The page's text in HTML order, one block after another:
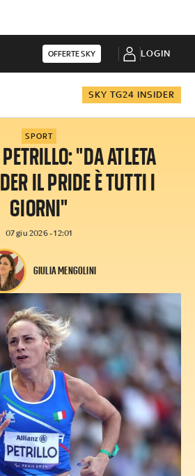
OFFERTE SKY LOGIN
SKY TG24 INSIDER
SPORT
"DA ATLETA
IL PRIDE È TUTTI I
GIORNI"
07 giu 2026 - 12:01
GIULIA MENGOLINI